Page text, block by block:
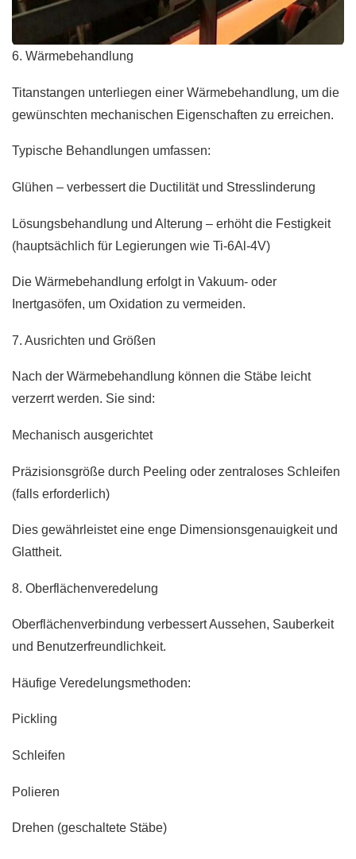
6. Wärmebehandlung
Titanstangen unterliegen einer Wärmebehandlung, um die
gewünschten mechanischen Eigenschaften zu erreichen.
Typische Behandlungen umfassen:
Glühen – verbessert die Ductilität und Stresslinderung
Lösungsbehandlung und Alterung – erhöht die Festigkeit
(hauptsächlich für Legierungen wie Ti-6Al-4V)
Die Wärmebehandlung erfolgt in Vakuum- oder
Inertgasöfen, um Oxidation zu vermeiden.
7. Ausrichten und Größen
Nach der Wärmebehandlung können die Stäbe leicht
verzerrt werden. Sie sind:
Mechanisch ausgerichtet
Präzisionsgröße durch Peeling oder zentraloses Schleifen
(falls erforderlich)
Dies gewährleistet eine enge Dimensionsgenauigkeit und
Glattheit.
8. Oberflächenveredelung
Oberflächenverbindung verbessert Aussehen, Sauberkeit
und Benutzerfreundlichkeit.
Häufige Veredelungsmethoden:
Pickling
Schleifen
Polieren
Drehen (geschaltete Stäbe)